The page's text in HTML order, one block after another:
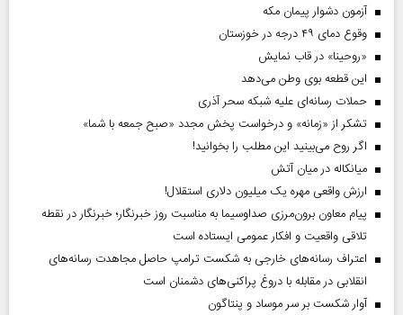
آزمون دشوار پیمان مکه
وقوع دمای ۴۹ درجه در خوزستان
«روحینا» در قاب نمایش
این قطعه بوی وطن می‌دهد
حملات رسانه‌ای علیه شبکه سحر آذری
تشکر از «زمانه» و درخواست پخش مجدد «صبح جمعه با شما»
اگر روح می‌بینید این مطلب را بخوانید!
میانکاله در میان آتش
ارزش واقعی مهره یک میلیون دلاری استقلال!
پیام معاون برون‌مرزی صداوسیما به مناسبت روز خبرنگار؛ خبرنگار در نقطه
تلاقی واقعیت و افکار عمومی ایستاده است
اعتراف رسانه‌های خارجی به شکست ترامپ حاصل مجاهدت رسانه‌های
انقلابی در مقابله با دروغ پراکنی‌های دشمنان است
آوار شکست بر سر موساد و پنتاگون